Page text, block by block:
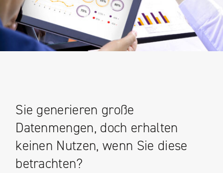
Sie generieren große
Datenmengen, doch erhalten
keinen Nutzen, wenn Sie diese
betrachten?